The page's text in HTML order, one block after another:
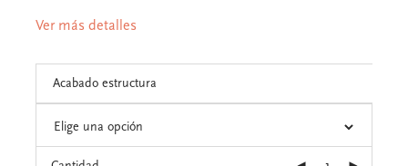
Ver más detalles
Acabado estructura